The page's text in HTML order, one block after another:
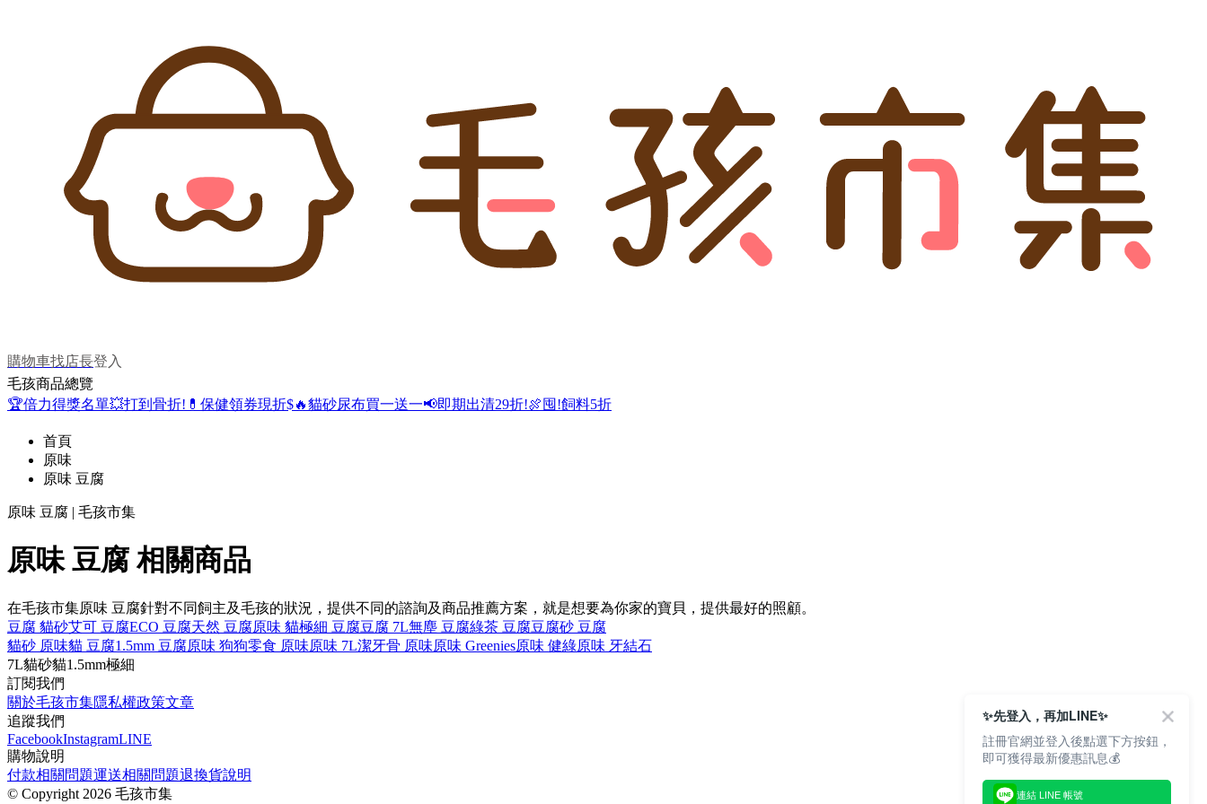
購物車找店長登入
毛孩商品總覽
🏆倍力得獎名單💥打到骨折! 💊保健領券現折$🔥貓砂尿布買一送一📢即期出清29折!🍖囤!飼料5折
首頁
原味
原味 豆腐
原味 豆腐 | 毛孩市集
原味 豆腐 相關商品
在毛孩市集原味 豆腐針對不同飼主及毛孩的狀況，提供不同的諮詢及商品推薦方案，就是想要為你家的寶貝，提供最好的照顧。
豆腐 貓砂艾可 豆腐ECO 豆腐天然 豆腐原味 貓極細 豆腐豆腐 7L無塵 豆腐綠茶 豆腐豆腐砂 豆腐
貓砂 原味貓 豆腐1.5mm 豆腐原味 狗狗零食 原味原味 7L潔牙骨 原味原味 Greenies原味 健綠原味 牙結石
7L貓砂貓1.5mm極細
訂閱我們
關於毛孩市集隱私權政策文章
追蹤我們
FacebookInstagramLINE
購物說明
付款相關問題運送相關問題退換貨說明
© Copyright 2026 毛孩市集
✨先登入，再加LINE✨
註冊官網並登入後點選下方按鈕，
即可獲得最新優惠訊息💰
連結 LINE 帳號